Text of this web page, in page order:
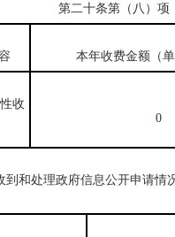
第二十条第（八）项
本年收费金额（
收
0
到和处理政府信息公开申请情